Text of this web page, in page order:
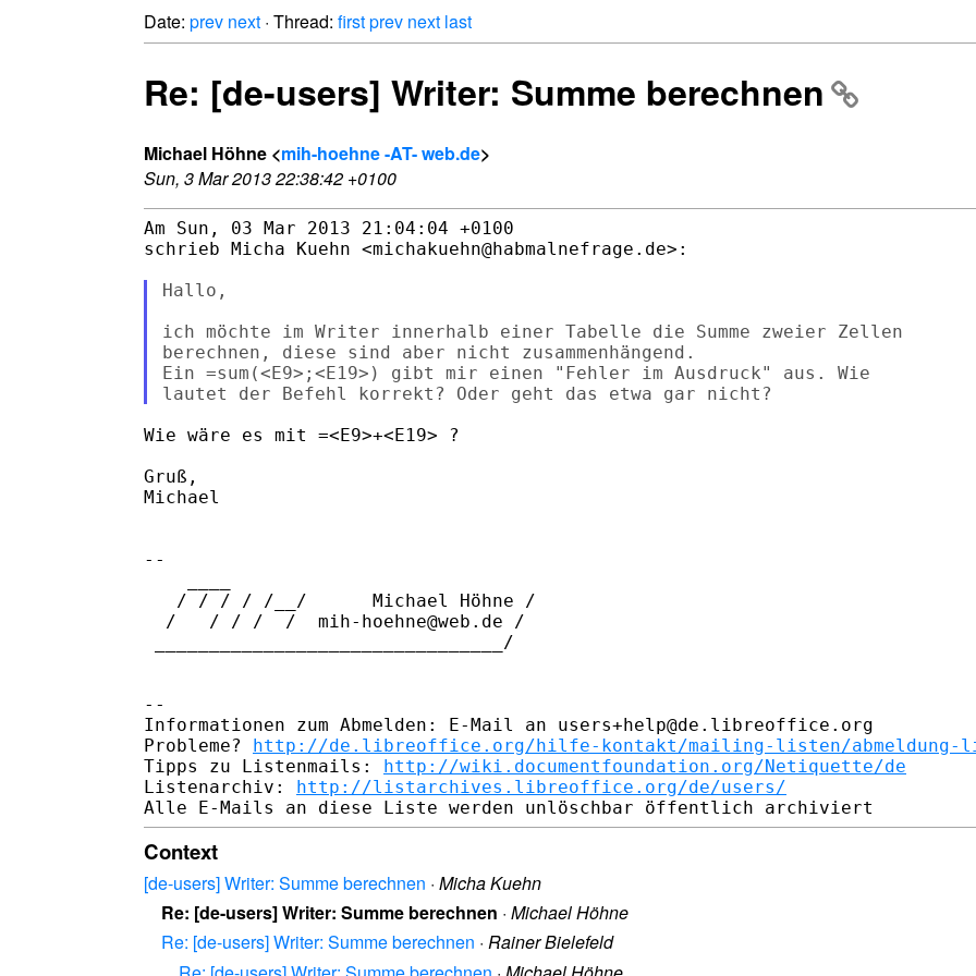
Date: prev next · Thread: firstprev next last
Re: [de-users] Writer: Summe berechnen
Michael Höhne <mih-hoehne -AT- web.de>
Sun, 3 Mar 2013 22:38:42 +0100
Am Sun, 03 Mar 2013 21:04:04 +0100
schrieb Micha Kuehn <michakuehn@habmalnefrage.de>:
Hallo,
ich möchte im Writer innerhalb einer Tabelle die Summe zweier Zellen
berechnen, diese sind aber nicht zusammenhängend.
Ein =sum(<E9>;<E19>) gibt mir einen "Fehler im Ausdruck" aus. Wie
Wie wäre es mit =<E9>+<E19> ?
Gruß,
Michael
--
   / / / / /__/      Michael Höhne /
  /   / / /  /  mih-hoehne@web.de /
________________________________/
--
Informationen zum Abmelden: E-Mail an users+help@de.libreoffice.org
Probleme? http://de.libreoffice.org/hilfe-kontakt/mailing-listen/abmeldung-
Tipps zu Listenmails: http://wiki.documentfoundation.org/Netiquette/de
Listenarchiv: http://listarchives.libreoffice.org/de/users/
Context
[de-users] Writer: Summe berechnen · Micha Kuehn
Re: [de-users] Writer: Summe berechnen · Michael Höhne
Re: [de-users] Writer: Summe berechnen · Rainer Bielefeld